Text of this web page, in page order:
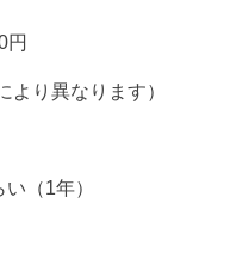
円
り異なります）
（1年）